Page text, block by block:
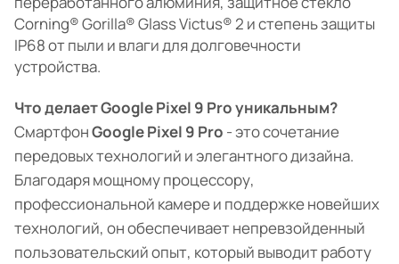
Corning® Gorilla® Glass Victus® 2 и степень защиты
IP68 от пыли и влаги для долговечности
устройства.
Что делает Google Pixel 9 Pro уникальным?
СмартфонGoogle Pixel 9 Pro - это сочетание
передовых технологий и элегантного дизайна.
Благодаря мощному процессору,
профессиональной камере и поддержке новейших
технологий, он обеспечивает непревзойденный
пользовательский опыт, который выводит работу